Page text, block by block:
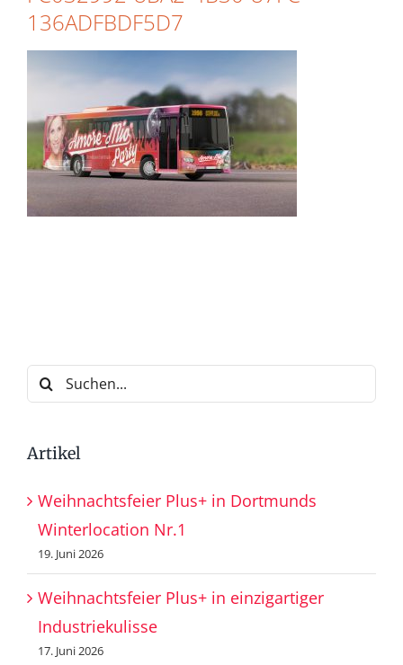
136ADFBDF5D7
Suche
nach:
Artikel
Weihnachtsfeier Plus+ in Dortmunds
Winterlocation Nr.1
19. Juni 2026
Weihnachtsfeier Plus+ in einzigartiger
Industriekulisse
17. Juni 2026